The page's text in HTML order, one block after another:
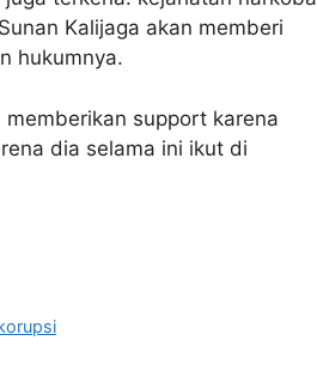
Kalijaga akan memberi
hukumnya.
support karena
dia selama ini ikut di